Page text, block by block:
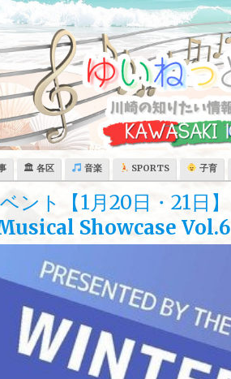
🏛 各区 音楽 SPORTS 子育
ント【1月20日・21日】
Showcase Vol.6